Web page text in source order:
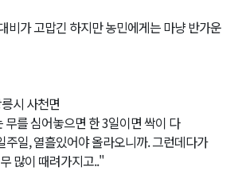
비가 고맙긴 하지만 농민에게는 마냥 반가운
시 사천면
를 심어놓으면 한 3일이면 싹이 다
주일, 열흘있어야 올라오니까. 그런데다가
많이 때려가지고.."